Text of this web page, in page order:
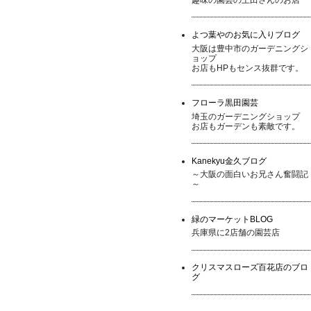
よつ葉やのお気に入りブログ
大阪は豊中市のガーデニングシ
ョップ
お店もHPもセンス抜群です。
フローラ黒田園芸
埼玉のガーデニングショップ
お店もガーデンも素敵です。
Kanekyu金久ブログ
～大阪の面白いお兄さん奮闘記
～
緑のマーケットBLOG
兵庫県に2店舗の園芸店
クリスマスローズ百花店のブロ
グ